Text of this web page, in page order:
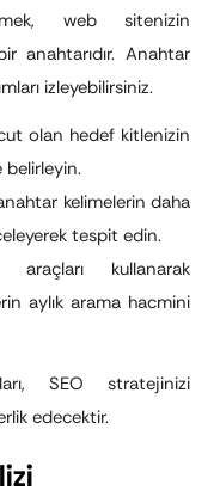
web sitenizin
anahtarıdır. Anahtar
izleyebilirsiniz.
olan hedef kitlenizin
belirleyin.
kelimelerin daha
tespit edin.
kullanarak
aylık arama hacmini
SEO stratejinizi
edecektir.